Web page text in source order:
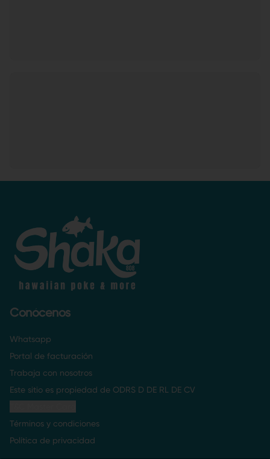
Conócenos
Whatsapp
Portal de facturación
Trabaja con nosotros
Este sitio es propiedad de ODRS D DE RL DE CV
Términos y condiciones
Política de privacidad